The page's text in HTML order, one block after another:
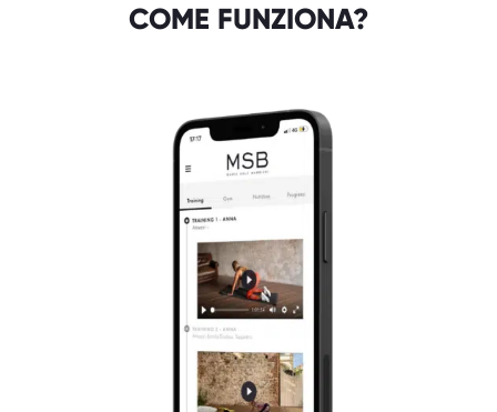
COME FUNZIONA?